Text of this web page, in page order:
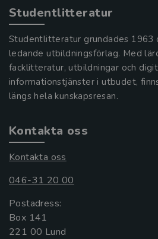
Studentlitteratur
Studentlitteratur grundades 1963
ledande utbildningsförlag. Med
facklitteratur, utbildningar och
informationstjänster i utbudet,
längs hela kunskapsresan.
Kontakta oss
Kontakta oss
046-31 20 00
Postadress:
Box 141
221 00 Lund